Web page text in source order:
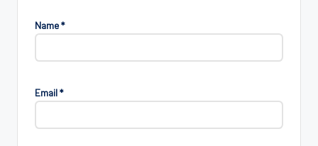
Name*
Email*